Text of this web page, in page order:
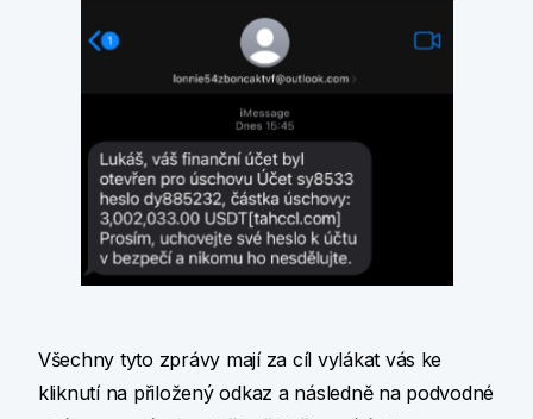
Všechny tyto zprávy mají za cíl vylákat vás ke
kliknutí na přiložený odkaz a následně na podvodné